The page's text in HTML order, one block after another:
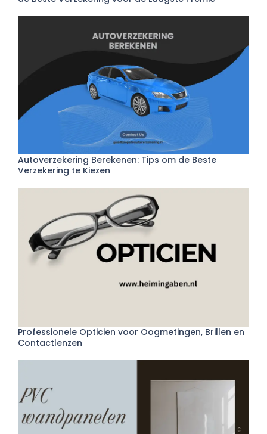
Autoverzekering Berekenen: Tips om de Beste
Verzekering te Kiezen
Professionele Opticien voor Oogmetingen, Brillen en
Contactlenzen